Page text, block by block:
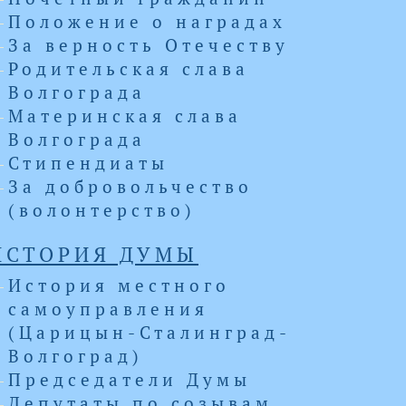
Положение о наградах
За верность Отечеству
Родительская слава
Волгограда
Материнская слава
Волгограда
Стипендиаты
За добровольчество
(волонтерство)
ДУМЫ
История местного
самоуправления
(Царицын-Сталинград-
Волгоград)
Председатели Думы